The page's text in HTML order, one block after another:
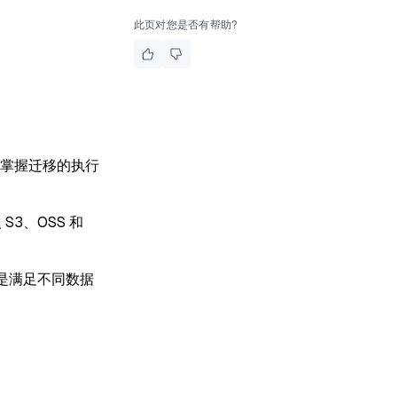
握迁移的执行
、OSS 和
满足不同数据
此页对您是否有帮助?